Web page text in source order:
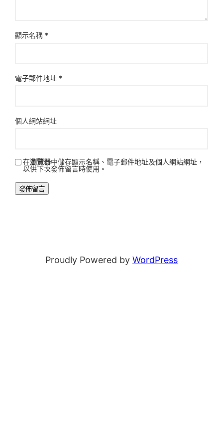
顯示名稱 *
電子郵件地址 *
個人網站網址
在瀏覽器中儲存顯示名稱、電子郵件地址及個人網站網址，
以供下次發佈留言時使用。
Proudly Powered by WordPress